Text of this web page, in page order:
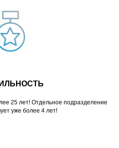
25 лет! Отдельное подразделение
уже более 4 лет!